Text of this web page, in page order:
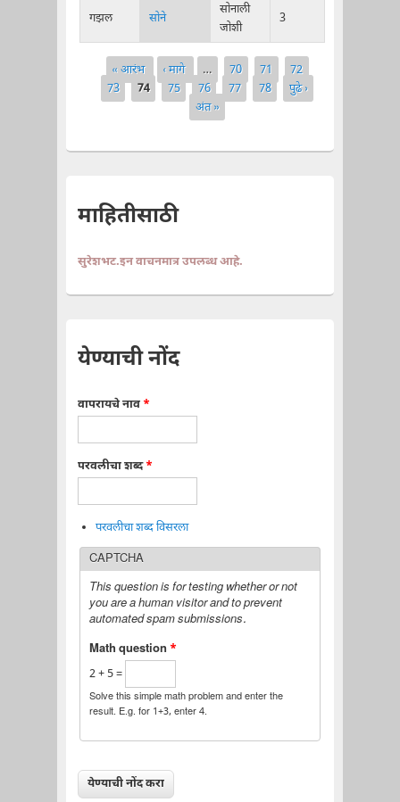
गझल सोने
सोनाली
जोशी
3
Pages
« आरंभ ‹ मागे … 70 71
72
73
74 75 76 77 78
पुढे ›
अंत »
माहितीसाठी
सुरेशभट.इन वाचनमात्र उपलब्ध आहे.
येण्याची नोंद
वापरायचे नाव *
परवलीचा शब्द*
परवलीचा शब्द विसरला
CAPTCHA
This question is for testing whether or not
you are a human visitor and to prevent
automated spam submissions.
Math question *
2 + 5 =
Solve this simple math problem and enter the
result. E.g. for 1+3, enter 4.